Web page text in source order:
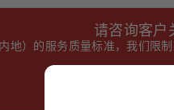
请咨询客户
地）的服务质量标准，我们限